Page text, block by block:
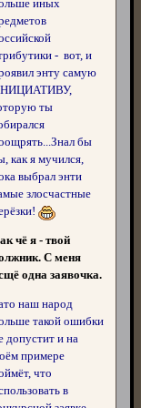
иных
- вот, и
энту самую
ты
бы
как я мучился,
выбрал энти
злосчастные
чё я - твой
С меня
одна заявочка.
наш народ
такой ошибки
допустит и на
примере
что
в